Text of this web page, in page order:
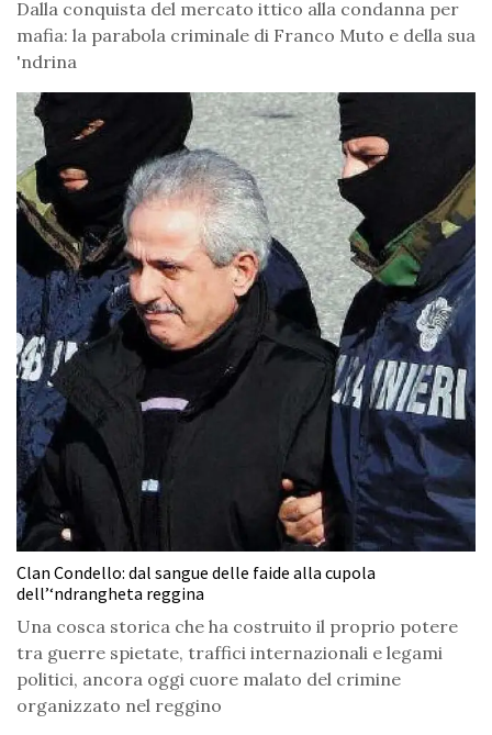
Dalla conquista del mercato ittico alla condanna per
mafia: la parabola criminale di Franco Muto e della sua
'ndrina
Clan Condello: dal sangue delle faide alla cupola
dell’‘ndrangheta reggina
Una cosca storica che ha costruito il proprio potere
tra guerre spietate, traffici internazionali e legami
politici, ancora oggi cuore malato del crimine
organizzato nel reggino